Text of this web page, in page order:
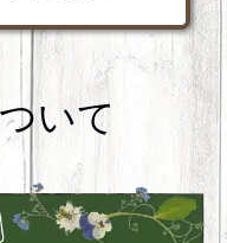
いて